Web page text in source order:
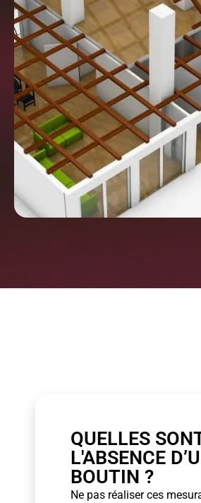
QUELLES
L'ABSENCE
BOUTIN ?
Ne pas réaliser ces